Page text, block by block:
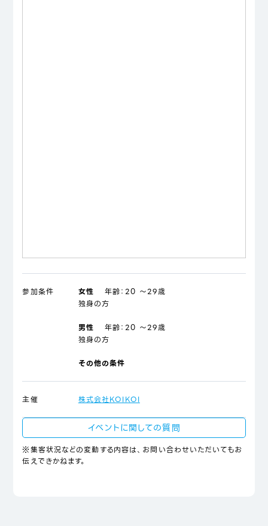
参加条件 女性 年齢： 20 ～29歳
独身の方
男性 年齢： 20 ～29歳
独身の方
その他の条件
主催 株式会社KOIKOI
イベントに関しての質問
※集客状況などの変動する内容は、お問い合わせいただいてもお
伝えできかねます。